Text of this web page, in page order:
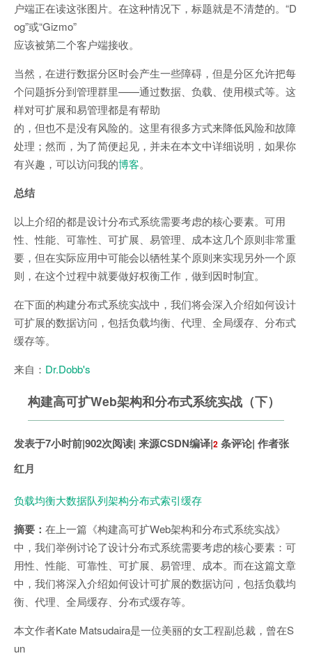
户端正在读这张图片。在这种情况下，标题就是不清楚的。“D
og”或“Gizmo”
应该被第二个客户端接收。
当然，在进行数据分区时会产生一些障碍，但是分区允许把每
个问题拆分到管理群里——通过数据、负载、使用模式等。这
样对可扩展和易管理都是有帮助
的，但也不是没有风险的。这里有很多方式来降低风险和故障
处理；然而，为了简便起见，并未在本文中详细说明，如果你
有兴趣，可以访问我的博客。
总结
以上介绍的都是设计分布式系统需要考虑的核心要素。可用
性、性能、可靠性、可扩展、易管理、成本这几个原则非常重
要，但在实际应用中可能会以牺牲某个原则来实现另外一个原
则，在这个过程中就要做好权衡工作，做到因时制宜。
在下面的构建分布式系统实战中，我们将会深入介绍如何设计
可扩展的数据访问，包括负载均衡、代理、全局缓存、分布式
缓存等。
来自： Dr.Dobb's
构建高可扩Web架构和分布式系统实战（下）
发表于7小时前|902次阅读| 来源CSDN编译|2 条评论| 作者张
红月
负载均衡大数据队列架构分布式索引缓存
摘要： 在上一篇《构建高可扩Web架构和分布式系统实战》
中，我们举例讨论了设计分布式系统需要考虑的核心要素：可
用性、性能、可靠性、可扩展、易管理、成本。而在这篇文章
中，我们将深入介绍如何设计可扩展的数据访问，包括负载均
衡、代理、全局缓存、分布式缓存等。
本文作者Kate Matsudaira是一位美丽的女工程副总裁，曾在S
un